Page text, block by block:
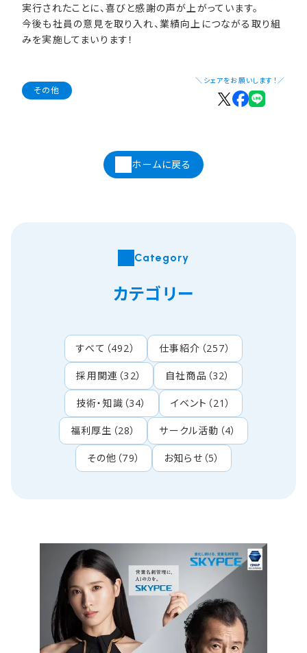
実行されたことに、喜びと感謝の声が上がっています。
今後も社員の意見を取り入れ、業績向上につながる取り組
みを実施してまいります！
その他
＼シェアをお願いします！／
ホームに戻る
Category
カテゴリー
すべて （492） 仕事紹介 （257）
採用関連 （32） 自社商品 （32）
技術・知識 （34） イベント （21）
福利厚生 （28） サークル活動 （4）
その他 （79） お知らせ （5）